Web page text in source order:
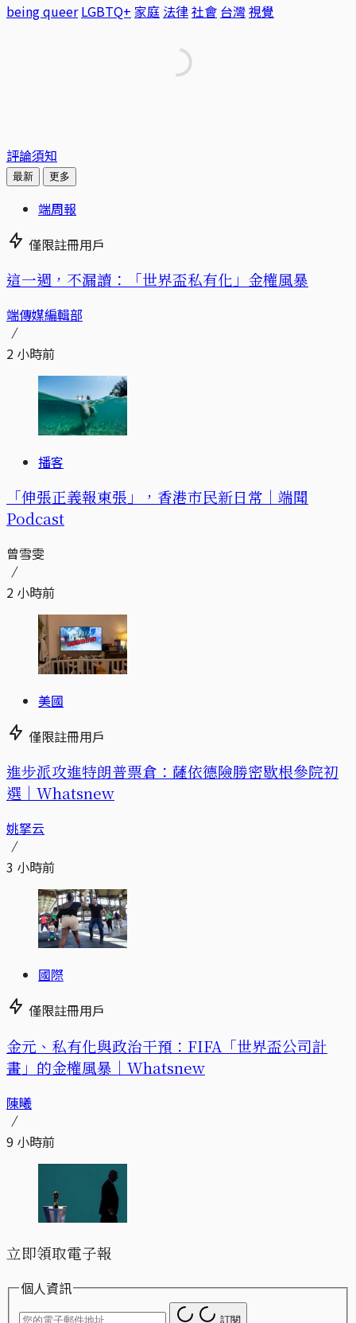
being queer LGBTQ+ 家庭 法律社會 台灣視覺
評論須知
最新 更多
端周報
僅限註冊用戶
這一週，不漏讀：「世界盃私有化」金權風暴
端傳媒編輯部
2 小時前
播客
「伸張正義報東張」，香港市民新日常｜端聞
Podcast
曾雪雯
2 小時前
美國
僅限註冊用戶
進步派攻進特朗普票倉：薩依德險勝密歇根參院初
選｜Whatsnew
姚拏云
3 小時前
國際
僅限註冊用戶
金元、私有化與政治干預：FIFA「世界盃公司計
畫」的金權風暴｜Whatsnew
陳曦
9 小時前
立即領取電子報
個人資訊
訂閱